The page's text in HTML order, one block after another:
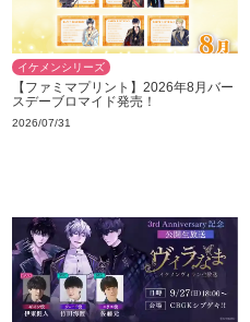
イケメンシリーズ
【ファミマプリント】2026年8月バー
スデーブロマイド発売！
2026/07/31